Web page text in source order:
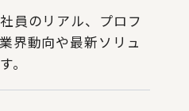
員のリアル、プロフ
界動向や最新ソリュ
。